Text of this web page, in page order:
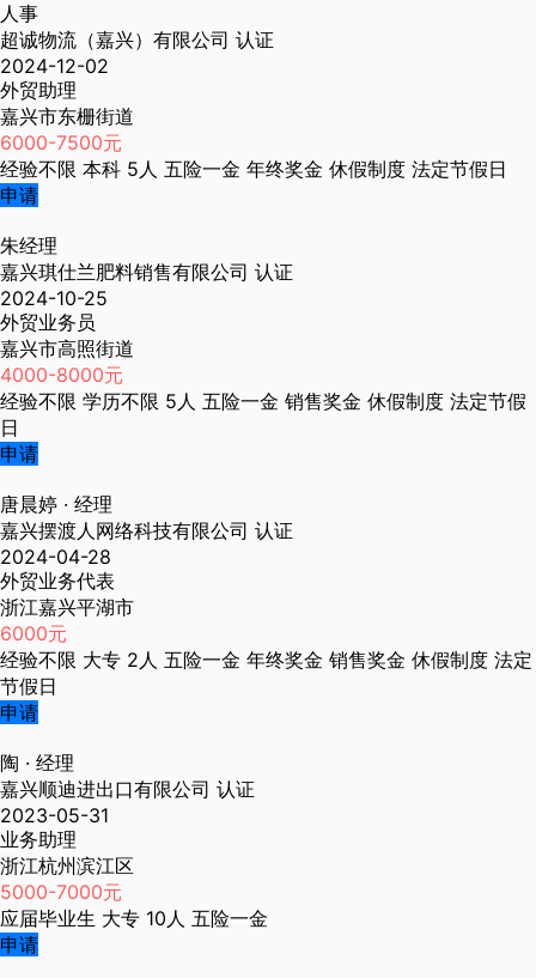
人事
超诚物流（嘉兴）有限公司 认证
2024-12-02
外贸助理
嘉兴市东栅街道
6000-7500元
经验不限 本科 5人 五险一金 年终奖金 休假制度 法定节假日
申请
朱经理
嘉兴琪仕兰肥料销售有限公司 认证
2024-10-25
外贸业务员
嘉兴市高照街道
4000-8000元
经验不限 学历不限 5人 五险一金 销售奖金 休假制度 法定节假
日
申请
唐晨婷 · 经理
嘉兴摆渡人网络科技有限公司 认证
2024-04-28
外贸业务代表
浙江嘉兴平湖市
6000元
经验不限 大专 2人 五险一金 年终奖金 销售奖金 休假制度 法定
节假日
申请
陶 · 经理
嘉兴顺迪进出口有限公司 认证
2023-05-31
业务助理
浙江杭州滨江区
5000-7000元
应届毕业生 大专 10人 五险一金
申请